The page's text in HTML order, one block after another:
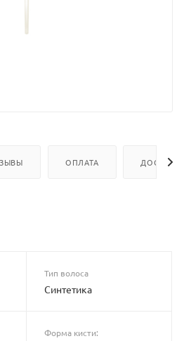
ОПЛАТА
Тип волоса
Синтетика
Форма кисти: